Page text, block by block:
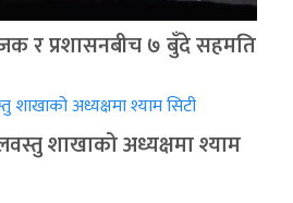
र प्रशासनबीच ७ बुँदे सहमति
शाखाको अध्यक्षमा श्याम